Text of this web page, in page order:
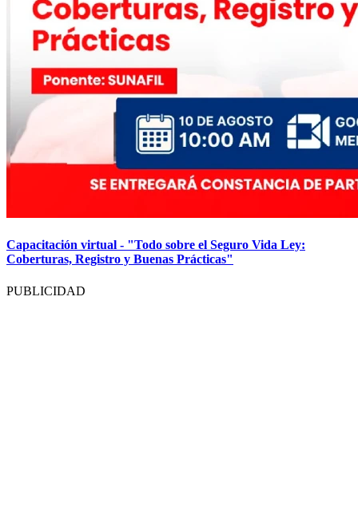
Capacitación virtual - "Todo sobre el Seguro Vida Ley:
Coberturas, Registro y Buenas Prácticas"
PUBLICIDAD